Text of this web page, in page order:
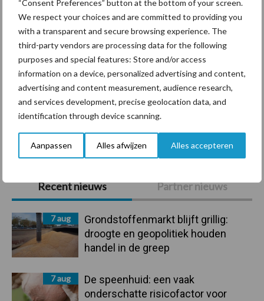
“Consent Preferences” button at the bottom of your screen.
We respect your choices and are committed to providing you
with a transparent and secure browsing experience. The
third-party vendors are processing data for the following
purposes and special features: Store and/or access
information on a device, personalized advertising and content,
advertising and content measurement, audience research,
and services development, precise geolocation data, and
identification through device scanning.
Aanpassen Alles afwijzen Alles accepteren
Primaire
Sidebar
Recent nieuws Partner nieuws
7 aug
Grondstoffenmarkt blijft grillig:
droogte en geopolitiek houden
handel in de greep
7 aug
De speenhuid: een vaak
onderschatte risicofactor voor
Mastitis Hittestress
Toon meer